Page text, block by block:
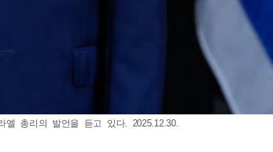
엘 총리의 발언을 듣고 있다. 2025.12.30.